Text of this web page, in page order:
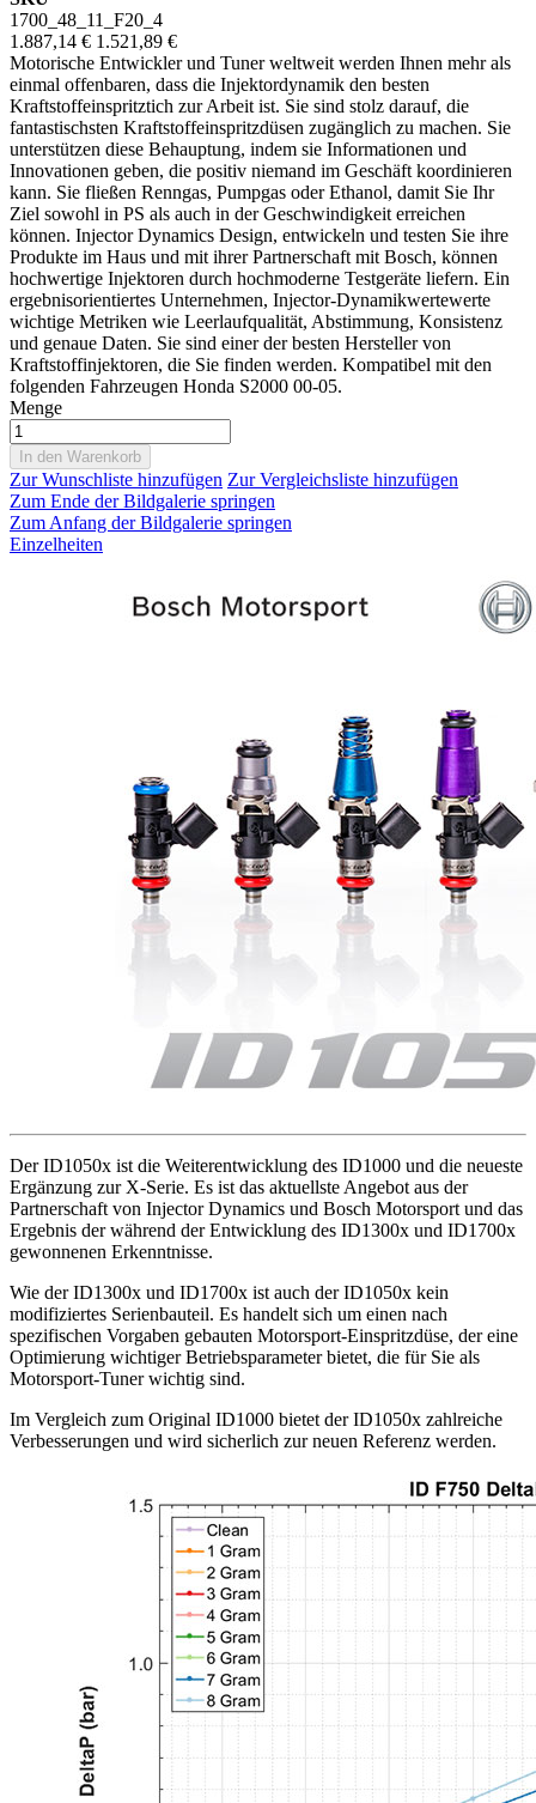
1700_48_11_F20_4
1.887,14 € 1.521,89 €
Motorische Entwickler und Tuner weltweit werden Ihnen mehr als
einmal offenbaren, dass die Injektordynamik den besten
Kraftstoffeinspritztich zur Arbeit ist. Sie sind stolz darauf, die
fantastischsten Kraftstoffeinspritzdüsen zugänglich zu machen. Sie
unterstützen diese Behauptung, indem sie Informationen und
Innovationen geben, die positiv niemand im Geschäft koordinieren
kann. Sie fließen Renngas, Pumpgas oder Ethanol, damit Sie Ihr
Ziel sowohl in PS als auch in der Geschwindigkeit erreichen
können. Injector Dynamics Design, entwickeln und testen Sie ihre
Produkte im Haus und mit ihrer Partnerschaft mit Bosch, können
hochwertige Injektoren durch hochmoderne Testgeräte liefern. Ein
ergebnisorientiertes Unternehmen, Injector-Dynamikwertewerte
wichtige Metriken wie Leerlaufqualität, Abstimmung, Konsistenz
und genaue Daten. Sie sind einer der besten Hersteller von
Kraftstoffinjektoren, die Sie finden werden. Kompatibel mit den
folgenden Fahrzeugen Honda S2000 00-05.
Menge
In den Warenkorb
Zur Wunschliste hinzufügen Zur Vergleichsliste hinzufügen
Zum Ende der Bildgalerie springen
Zum Anfang der Bildgalerie springen
Einzelheiten
Der ID1050x ist die Weiterentwicklung des ID1000 und die neueste
Ergänzung zur X-Serie. Es ist das aktuellste Angebot aus der
Partnerschaft von Injector Dynamics und Bosch Motorsport und das
Ergebnis der während der Entwicklung des ID1300x und ID1700x
gewonnenen Erkenntnisse.
Wie der ID1300x und ID1700x ist auch der ID1050x kein
modifiziertes Serienbauteil. Es handelt sich um einen nach
spezifischen Vorgaben gebauten Motorsport-Einspritzdüse, der eine
Optimierung wichtiger Betriebsparameter bietet, die für Sie als
Motorsport-Tuner wichtig sind.
Im Vergleich zum Original ID1000 bietet der ID1050x zahlreiche
Verbesserungen und wird sicherlich zur neuen Referenz werden.